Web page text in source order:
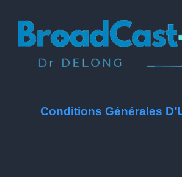
Conditions Générales